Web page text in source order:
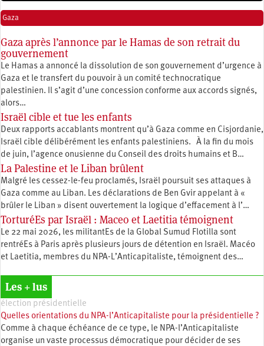
Gaza
Gaza après l’annonce par le Hamas de son retrait du
gouvernement
Le Hamas a annoncé la dissolution de son gouvernement d’urgence à
Gaza et le transfert du pouvoir à un comité technocratique
palestinien. Il s’agit d’une concession conforme aux accords signés,
alors…
Israël cible et tue les enfants
Deux rapports accablants montrent qu’à Gaza comme en Cisjordanie,
Israël cible délibérément les enfants palestiniens. À la fin du mois
de juin, l’agence onusienne du Conseil des droits humains et B…
La Palestine et le Liban brûlent
Malgré les cessez-le-feu proclamés, Israël poursuit ses attaques à
Gaza comme au Liban. Les déclarations de Ben Gvir appelant à «
brûler le Liban » disent ouvertement la logique d’effacement à l’…
TorturéEs par Israël : Maceo et Laetitia témoignent
Le 22 mai 2026, les militantEs de la Global Sumud Flotilla sont
rentréEs à Paris après plusieurs jours de détention en Israël. Macéo
et Laetitia, membres du ‪NPA-L’Anticapitaliste, témoignent des…
Les + lus
élection présidentielle
Quelles orientations du NPA-l’Anticapitaliste pour la présidentielle ?
Comme à chaque échéance de ce type, le NPA-l’Anticapitaliste
organise un vaste processus démocratique pour décider de ses